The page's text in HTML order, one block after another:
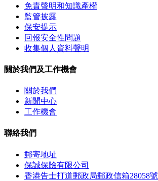
免責聲明和知識產權
監管披露
保安提示
回報安全性問題
收集個人資料聲明
關於我們及工作機會
關於我們
新聞中心
工作機會
聯絡我們
郵寄地址
保誠保險有限公司
香港告士打道郵政局郵政信箱28058號